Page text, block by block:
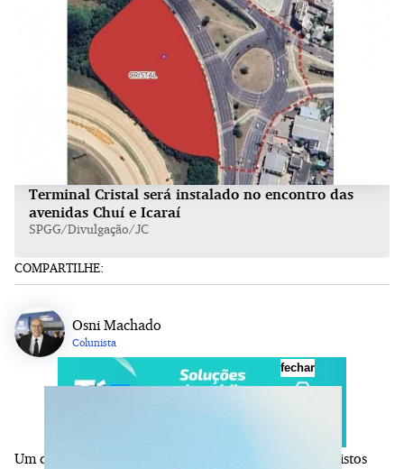
Terminal Cristal será instalado no encontro das
avenidas Chuí e Icaraí
SPGG/Divulgação/JC
COMPARTILHE:
Osni Machado
Colunista
Um dos maiores projetos de mobilidade urbana previstos
fechar